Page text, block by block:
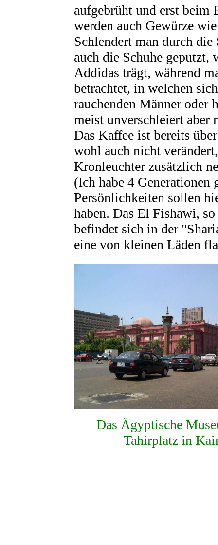
aufgebrüht und erst beim
werden auch Gewürze
Schlendert man durch
auch die Schuhe geputzt,
Addidas trägt, während
betrachtet, in welchen
rauchenden Männer oder
meist unverschleiert
Das Kaffee ist bereits
wohl auch nicht
Kronleuchter zusätzlich
(Ich habe 4 Generationen
Persönlichkeiten sollen
haben. Das El Fishawi,
befindet sich in der
eine von kleinen Läden
Das Ägyptische
Tahirplatz in